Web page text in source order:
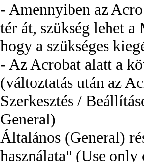
- Amennyiben az
tér át, szükség lehet
hogy a szükséges
- Az Acrobat alatt a
(változtatás után az
Szerkesztés /
General)
Általános (General)
használata" (Use